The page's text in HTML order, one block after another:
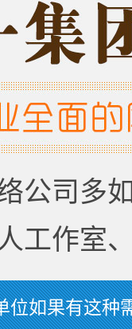
公司多
工作室
位如果有这种